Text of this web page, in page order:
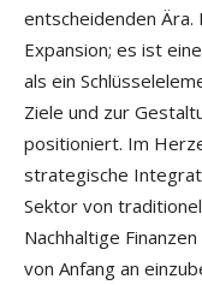
entscheidenden
Expansion; es ist
als ein
Ziele und zur
positioniert. Im
strategische
Sektor von
Nachhaltige
von Anfang an